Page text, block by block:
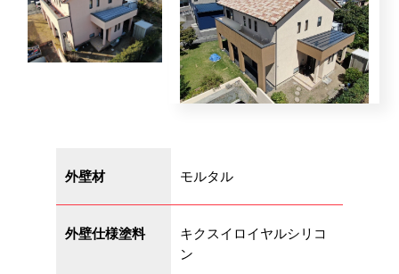
会社概要
お気軽にお問い合わせ下さい！
0120-963-324
営業時間 9:00 ~ 19:00
外壁材 モルタル
外壁仕様塗料
キクスイロイヤルシリコ
ン